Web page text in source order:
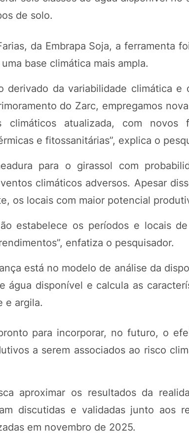
de solo.
da Embrapa Soja, a ferramenta
base climática mais ampla.
derivado da variabilidade climática e
do Zarc, empregamos
atualizada, com novos
e fitossanitárias”, explica o
para o girassol com
climáticos adversos. Apesar
os locais com maior potencial
estabelece os períodos e locais
enfatiza o pesquisador.
está no modelo de análise da
água disponível e calcula as
e argila.
para incorporar, no futuro, o
a serem associados ao risco
aproximar os resultados da
discutidas e validadas junto aos
em novembro de 2025.